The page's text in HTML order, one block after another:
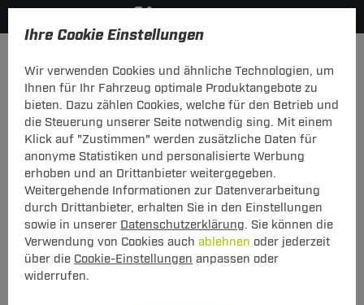
Ihre Cookie Einstellungen
Wir verwenden Cookies und ähnliche Technologien, um
Ihnen für Ihr Fahrzeug optimale Produktangebote zu
bieten. Dazu zählen Cookies, welche für den Betrieb und
die Steuerung unserer Seite notwendig sing. Mit einem
Klick auf "Zustimmen" werden zusätzliche Daten für
anonyme Statistiken und personalisierte Werbung
erhoben und an Drittanbieter weitergegeben.
Weitergehende Informationen zur Datenverarbeitung
durch Drittanbieter, erhalten Sie in den Einstellungen
sowie in unserer Datenschutzerklärung. Sie können die
Verwendung von Cookies auch ablehnen oder jederzeit
über die Cookie-Einstellungen anpassen oder
widerrufen.
vorheriger Artikel nächster Artikel
ZB DT Schlosssatz Menabo
Tig/Ome/Del/Pro
ZB DT Schlosssatz Menabo
Tig/Ome/Del/Pro
Art.-Nr.